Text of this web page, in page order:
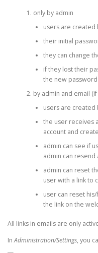
only by admin
users are created
their initial
they can change
if they lost their
the new
by admin and email
users are created
the user receives
account and
admin can see if
admin can resend
admin can reset
user with a link to
user can reset
the link on the
All links in emails are only
InAdministration/Settings, you